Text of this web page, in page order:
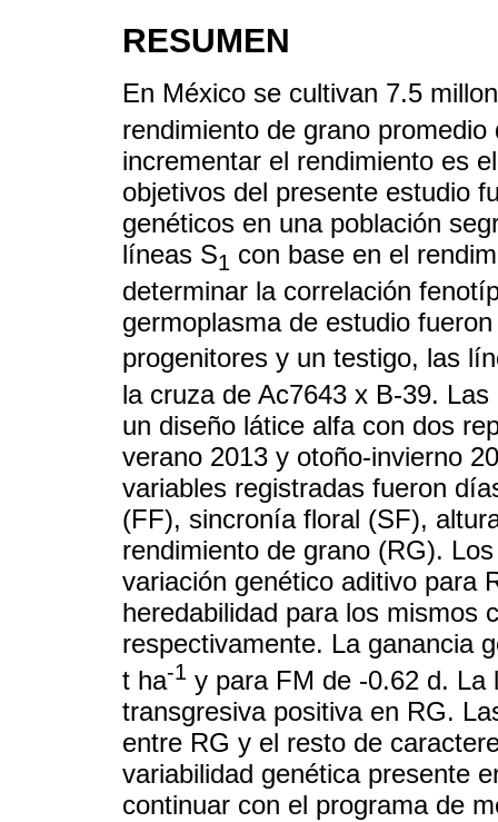
RESUMEN
En México se cultivan 7.5
rendimiento de grano promedio
incrementar el rendimiento es
objetivos del presente estudio
genéticos en una población
líneas S1 con base en el
determinar la correlación
germoplasma de estudio
progenitores y un testigo, las
la cruza de Ac7643 x B-39.
un diseño látice alfa con dos
verano 2013 y otoño-invierno
variables registradas fueron
(FF), sincronía floral (SF),
rendimiento de grano (RG).
variación genético aditivo para
heredabilidad para los mismos
respectivamente. La ganancia
t ha-1 y para FM de -0.62 d. La
transgresiva positiva en RG.
entre RG y el resto de
variabilidad genética presente
continuar con el programa de